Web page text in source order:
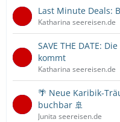
Last Minute Deals:
Katharina seereisen.de
SAVE THE DATE:
kommt
Katharina seereisen.de
🌴 Neue Karibik-
buchbar 🚢
Junita seereisen.de